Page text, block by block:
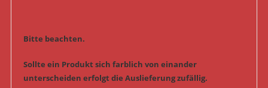
Bitte beachten.
Sollte ein Produkt sich farblich von einander
unterscheiden erfolgt die Auslieferung zufällig.